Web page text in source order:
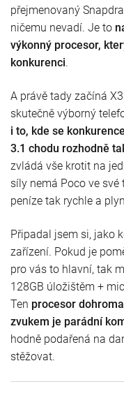
přejmenovaný
ničemu nevadí. Je to
výkonný procesor,
konkurenci.
A právě tady začíná
skutečně výborný
i to, kde se
3.1 chodu rozhodně
zvládá vše krotit na
síly nemá Poco ve
peníze tak rychle a
Připadal jsem si, jako
zařízení. Pokud je
pro vás to hlavní, tak
128GB úložištěm +
Ten procesor
zvukem je parádní
hodně podařená na
stěžovat.